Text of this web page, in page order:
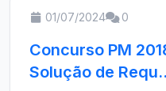
01/07/2024 0
Concurso PM
Solução de